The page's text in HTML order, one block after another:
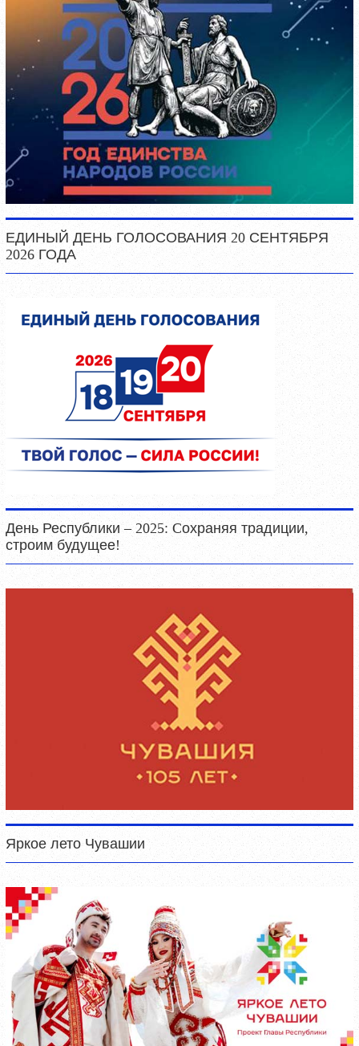
ЕДИНЫЙ ДЕНЬ ГОЛОСОВАНИЯ 20 СЕНТЯБРЯ
2026 ГОДА
День Республики – 2025: Cохраняя традиции,
строим будущее!
Яркое лето Чувашии